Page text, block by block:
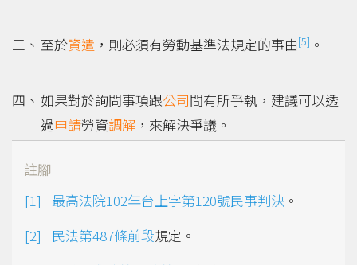
至於資遣 ，則必須有勞動基準法規定的事由[5] 。
如果對於詢問事項跟公司間有所爭執，建議可以透
過申請勞資調解 ，來解決爭議。
註腳
最高法院102年台上字第120號民事判決 。
民法第487條前段規定。